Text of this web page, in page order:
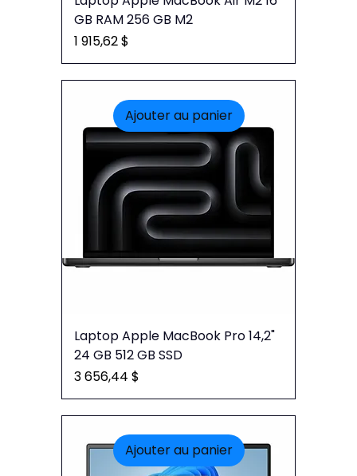
GB RAM 256 GB M2
Prix
1 915,62 $
Ajouter au panier
Laptop Apple MacBook Pro 14,2"
24 GB 512 GB SSD
Prix
3 656,44 $
Ajouter au panier